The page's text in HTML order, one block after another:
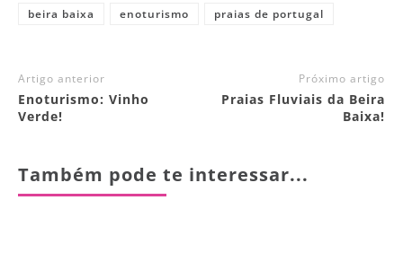
beira baixa enoturismo praias de portugal
Artigo anterior
Enoturismo: Vinho
Verde!
Próximo artigo
Praias Fluviais da Beira
Baixa!
Também pode te interessar...